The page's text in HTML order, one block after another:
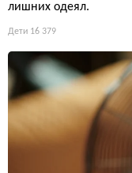
лишних одеял.
Дети 16 379